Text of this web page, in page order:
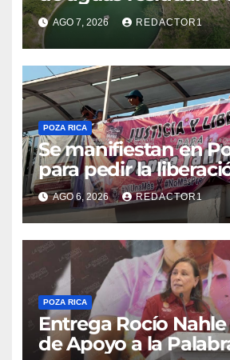
AGO 7, 2026 REDACTOR1
POZA RICA
Se manifiestan en
para pedir la
Danna Yanina y el
esclarecimiento del
Dafne
AGO 6, 2026 REDACTOR1
POZA RICA
Entrega Rocío
de Apoyo a la